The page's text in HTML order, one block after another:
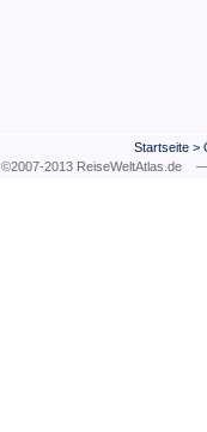
Startseite >
©2007-2013 ReiseWeltAtlas.de